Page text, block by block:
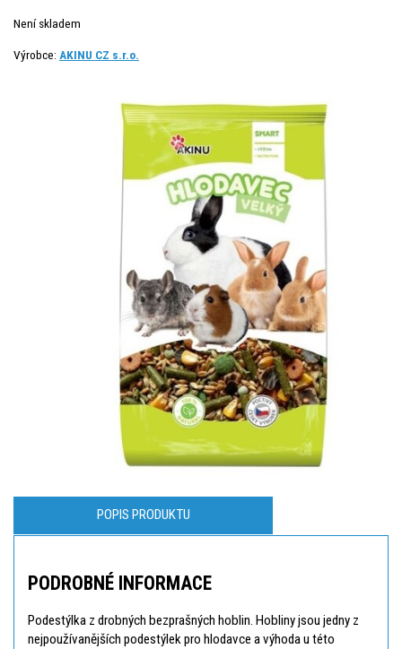
Není skladem
Výrobce: AKINU CZ s.r.o.
POPIS PRODUKTU
PODROBNÉ INFORMACE
Podestýlka z drobných bezprašných hoblin. Hobliny jsou jedny z
nejpoužívanějších podestýlek pro hlodavce a výhoda u této